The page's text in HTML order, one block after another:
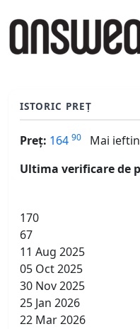
ISTORIC PREȚ
Preț: 164 90
Mai
Ultima verificare de
170
67
11 Aug 2025
05 Oct 2025
30 Nov 2025
25 Jan 2026
22 Mar 2026